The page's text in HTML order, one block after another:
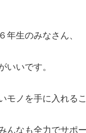
年生のみなさん、
いいです。
ノを手に入れる
んなも全力でサポ